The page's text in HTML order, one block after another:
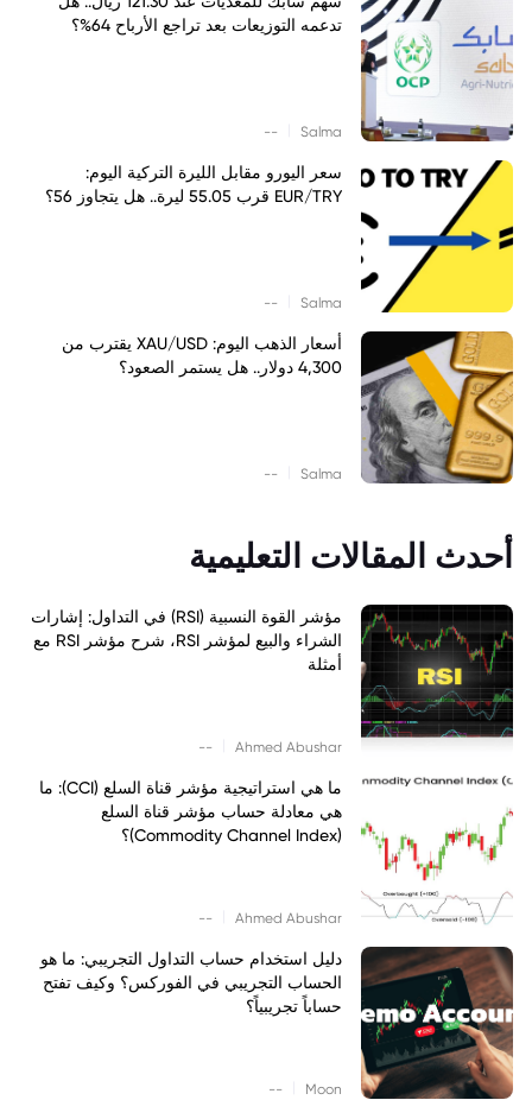
تدعمه التوزيعات بعد تراجع الأرباح 64%؟
Salma
--
سعر اليورو مقابل الليرة التركية اليوم:
EUR/TRY قرب 55.05 ليرة.. هل يتجاوز 56؟
Salma
--
أسعار الذهب اليوم: XAU/USD يقترب من
4,300 دولار.. هل يستمر الصعود؟
Salma
--
أحدث المقالات التعليمية
مؤشر القوة النسبية (RSI) في التداول: إشارات
الشراء والبيع لمؤشر RSI، شرح مؤشر RSI مع
أمثلة
Ahmed Abushar
--
ما هي استراتيجية مؤشر قناة السلع (CCI): ما
هي معادلة حساب مؤشر قناة السلع
(Commodity Channel Index)؟
Ahmed Abushar
--
دليل استخدام حساب التداول التجريبي: ما هو
الحساب التجريبي في الفوركس؟ وكيف تفتح
حساباً تجريبياً؟
Moon
--